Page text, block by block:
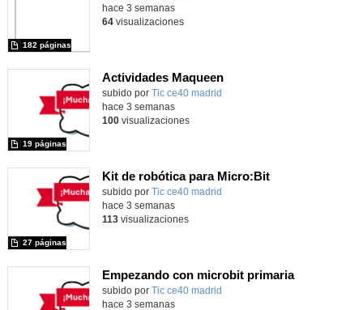
182 páginas
hace 3 semanas
64visualizaciones
Actividades Maqueen
Contenido educativo.
subido por Tic ce40 madrid
19 páginas
hace 3 semanas
100visualizaciones
Kit de robótica para Micro:Bit
Contenido educativo.
subido por Tic ce40 madrid
27 páginas
hace 3 semanas
113visualizaciones
Empezando con microbit primaria
Contenido educativo.
subido por Tic ce40 madrid
hace 3 semanas